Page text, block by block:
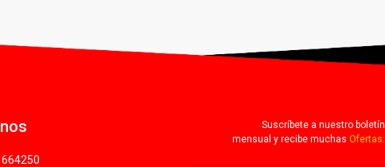
Suscríbete a nuestro boletín
mensual y recibe muchas Ofertas: